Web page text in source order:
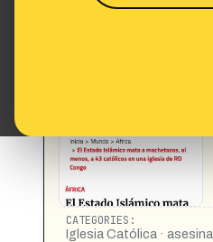
El Estado Islámico
https://
CATEGORIES:
Iglesia Católica ·